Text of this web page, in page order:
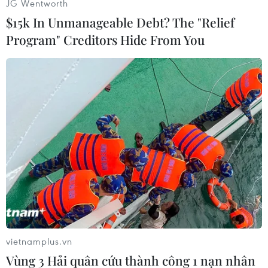
#Tấn công khủng bố #Đánh bom
#New York
#Do Thái
#Vũ khí Anh
JG Wentworth
$15k In Unmanageable Debt? The "Relief
Program" Creditors Hide From You
vietnamplus.vn
Vùng 3 Hải quân cứu thành công 1 nạn nhân